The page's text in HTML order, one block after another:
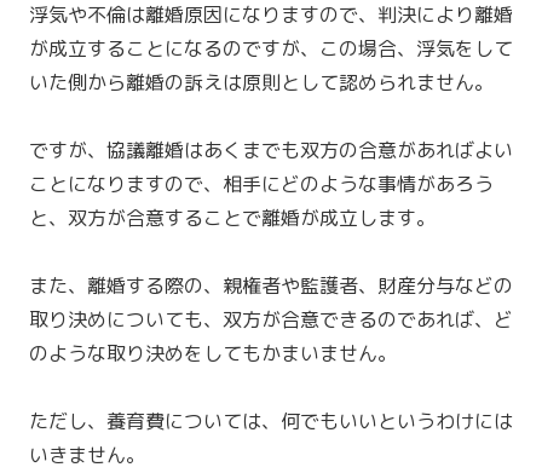
浮気や不倫は離婚原因になりますので、判決により離婚
が成立することになるのですが、この場合、浮気をして
いた側から離婚の訴えは原則として認められません。
ですが、協議離婚はあくまでも双方の合意があればよい
ことになりますので、相手にどのような事情があろう
と、双方が合意することで離婚が成立します。
また、離婚する際の、親権者や監護者、財産分与などの
取り決めについても、双方が合意できるのであれば、ど
のような取り決めをしてもかまいません。
ただし、養育費については、何でもいいというわけには
いきません。